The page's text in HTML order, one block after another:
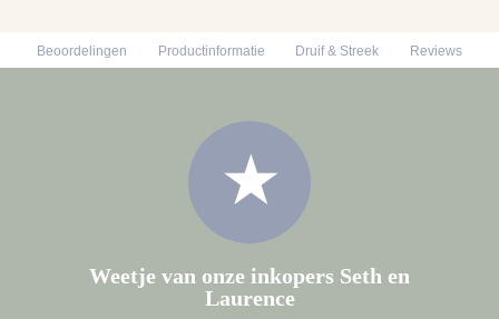
Beoordelingen Productinformatie Druif & Streek Reviews
★
Weetje van onze inkopers Seth en
Laurence